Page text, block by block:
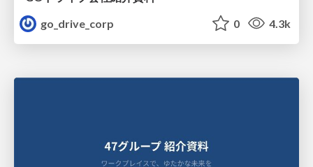
go_drive_corp
0 4.3k